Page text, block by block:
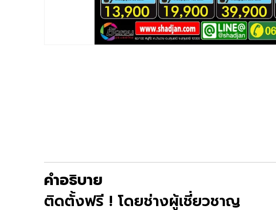
คำอธิบาย
ติดตั้งฟรี ! โดยช่างผู้เชี่ยวชาญ